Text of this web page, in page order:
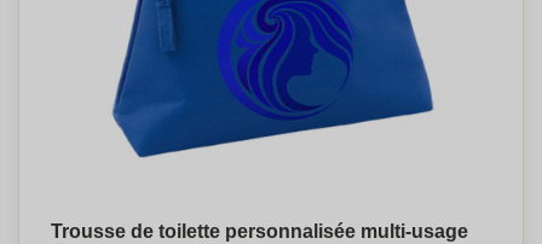
Trousse de toilette personnalisée multi-usage